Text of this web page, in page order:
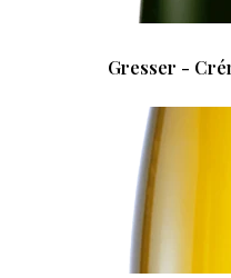
Gresser -